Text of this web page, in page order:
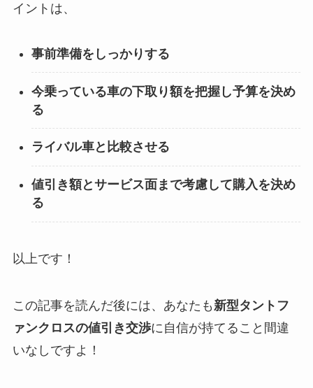
イントは、
事前準備をしっかりする
今乗っている車の下取り額を把握し予算を決め
る
ライバル車と比較させる
値引き額とサービス面まで考慮して購入を決め
る
以上です！
この記事を読んだ後には、あなたも新型タントフ
ァンクロスの値引き交渉に自信が持てること間違
いなしですよ！